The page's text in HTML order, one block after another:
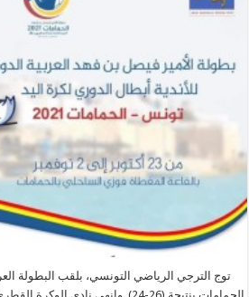
توج الترجي الرياضي التونسي، بلقب البطولة